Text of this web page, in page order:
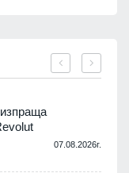
07.08.2026г.